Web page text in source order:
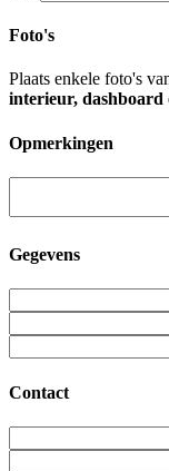
Foto's
Plaats enkele foto's
interieur, dashboard
Opmerkingen
Gegevens
Contact